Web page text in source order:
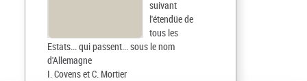
suivant
l'étendüe de
tous les
Estats... qui passent... sous le nom
d'Allemagne
I. Covens et C. Mortier